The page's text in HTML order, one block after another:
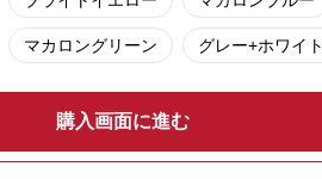
マカロングリーン グレー+ホワイト
購入画面に進む